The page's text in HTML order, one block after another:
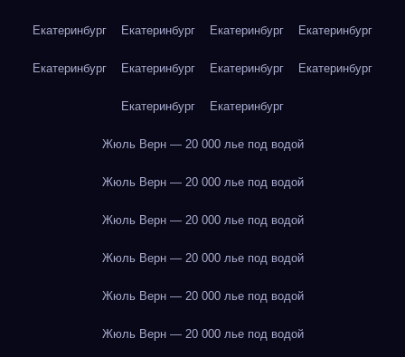
Екатеринбург Екатеринбург Екатеринбург Екатеринбург
Екатеринбург Екатеринбург Екатеринбург Екатеринбург
Екатеринбург Екатеринбург
Жюль Верн — 20 000 лье под водой
Жюль Верн — 20 000 лье под водой
Жюль Верн — 20 000 лье под водой
Жюль Верн — 20 000 лье под водой
Жюль Верн — 20 000 лье под водой
Жюль Верн — 20 000 лье под водой